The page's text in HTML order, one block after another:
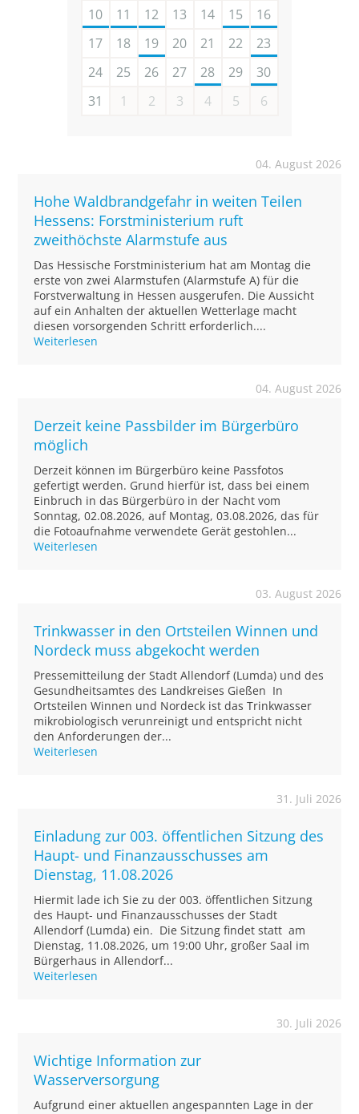
10
11 12 13 14 15
16
17
18 19 20 21 22
23
24
25 26 27 28 29
30
31
1 2 3 4 5 6
04. August 2026
Hohe Waldbrandgefahr in weiten Teilen
Hessens: Forstministerium ruft
zweithöchste Alarmstufe aus
Das Hessische Forstministerium hat am Montag die
erste von zwei Alarmstufen (Alarmstufe A) für die
Forstverwaltung in Hessen ausgerufen. Die Aussicht
auf ein Anhalten der aktuellen Wetterlage macht
diesen vorsorgenden Schritt erforderlich....
Weiterlesen
04. August 2026
Derzeit keine Passbilder im Bürgerbüro
möglich
Derzeit können im Bürgerbüro keine Passfotos
gefertigt werden. Grund hierfür ist, dass bei einem
Einbruch in das Bürgerbüro in der Nacht vom
Sonntag, 02.08.2026, auf Montag, 03.08.2026, das für
die Fotoaufnahme verwendete Gerät gestohlen...
Weiterlesen
03. August 2026
Trinkwasser in den Ortsteilen Winnen und
Nordeck muss abgekocht werden
Pressemitteilung der Stadt Allendorf (Lumda) und des
Gesundheitsamtes des Landkreises Gießen In
Ortsteilen Winnen und Nordeck ist das Trinkwasser
mikrobiologisch verunreinigt und entspricht nicht
den Anforderungen der...
Weiterlesen
31. Juli 2026
Einladung zur 003. öffentlichen Sitzung des
Haupt- und Finanzausschusses am
Dienstag, 11.08.2026
Hiermit lade ich Sie zu der 003. öffentlichen Sitzung
des Haupt- und Finanzausschusses der Stadt
Allendorf (Lumda) ein. Die Sitzung findet statt am
Dienstag, 11.08.2026, um 19:00 Uhr, großer Saal im
Bürgerhaus in Allendorf...
Weiterlesen
30. Juli 2026
Wichtige Information zur
Wasserversorgung
Aufgrund einer aktuellen angespannten Lage in der